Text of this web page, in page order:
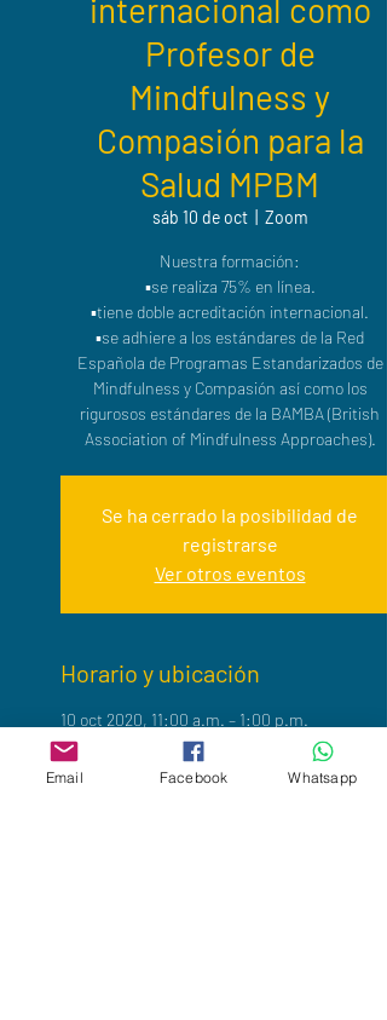
internacional como
Profesor de
Mindfulness y
Compasión para la
Salud MPBM
sáb 10 de oct
  |
Zoom
Nuestra formación:
▪️se realiza 75% en línea.
▪️tiene doble acreditación internacional.
▪️se adhiere a los estándares de la Red
Española de Programas Estandarizados de
Mindfulness y Compasión así como los
rigurosos estándares de la BAMBA (British
Se ha cerrado la posibilidad de
registrarse
Ver otros eventos
Horario y ubicación
10 oct 2020, 11:00 a.m. – 1:00 p.m.
Zoom
Email Facebook Whatsapp